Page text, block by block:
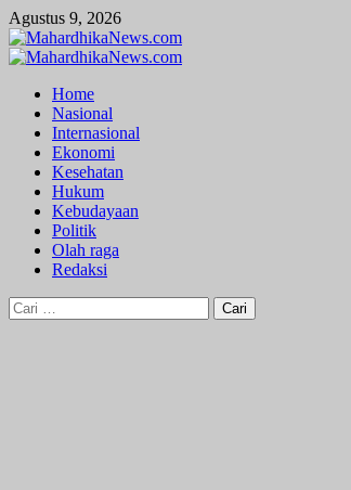
Skip
to
content
Agustus 9, 2026
Primary
Home
Nasional
Internasional
Ekonomi
Kesehatan
Hukum
Kebudayaan
Politik
Olah raga
Redaksi
Cari
untuk: